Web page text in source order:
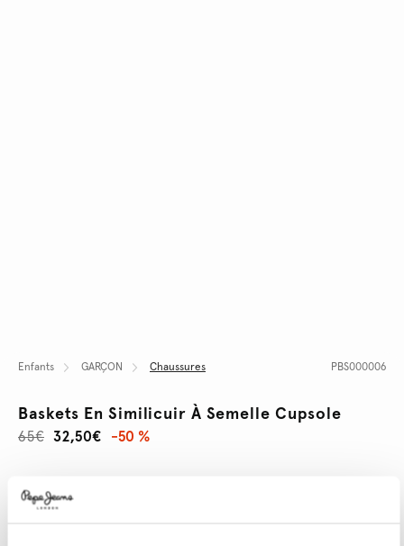
Enfants GARÇON Chaussures PBS000006
Baskets En Similicuir À Semelle Cupsole
32,50€
65€ -50 %
Promotions
Variations
COULEURS: